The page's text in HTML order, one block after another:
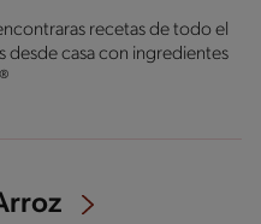
recetas de todo el
desde casa con ingredientes